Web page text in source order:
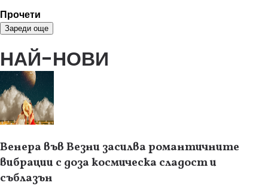
Прочети
Зареди още
НАЙ-НОВИ
Венера във Везни засилва романтичните
вибрации с доза космическа сладост и
съблазън